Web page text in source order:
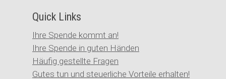
Quick Links
Ihre Spende kommt an!
Ihre Spende in guten Händen
Häufig gestellte Fragen
Gutes tun und steuerliche Vorteile erhalten!